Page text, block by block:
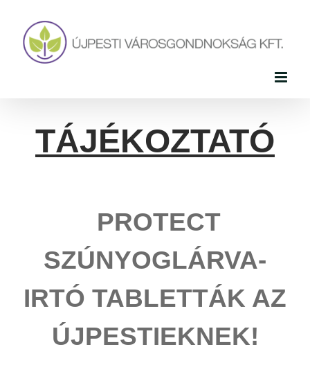
content
TÁJÉKOZTATÓ
PROTECT
SZÚNYOGLÁRVA-
IRTÓ TABLETTÁK AZ
ÚJPESTIEKNEK!